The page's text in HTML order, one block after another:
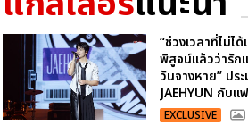
“ช่วงเวลาที่ไม่ไ
พิสูจน์แล้วว่ารัก
วันจางหาย” ปร
JAEHYUN กับแ
EXCLUSIVE